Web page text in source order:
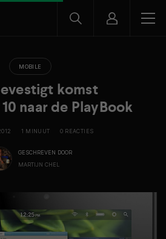
MOBILE
komst
naar de PlayBook
1 MINUUT 0 REACTIES
GESCHREVEN DOOR
MARTIJN CHEL